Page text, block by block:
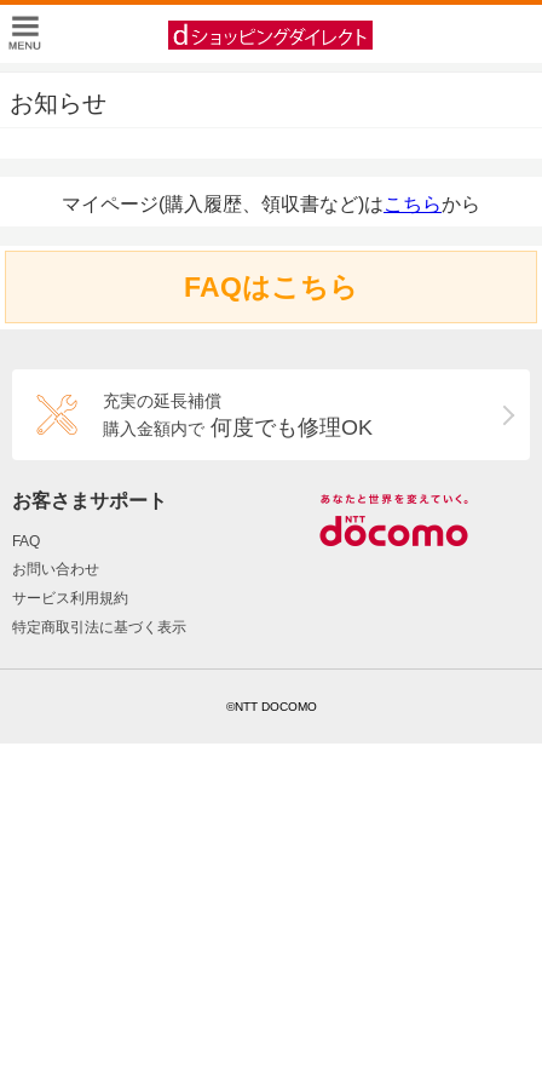
お知らせ
マイページ(購入履歴、領収書など)はこちらから
FAQはこちら
充実の延長補償
購入金額内で 何度でも修理OK
お客さまサポート
FAQ
お問い合わせ
サービス利用規約
特定商取引法に基づく表示
©NTT DOCOMO